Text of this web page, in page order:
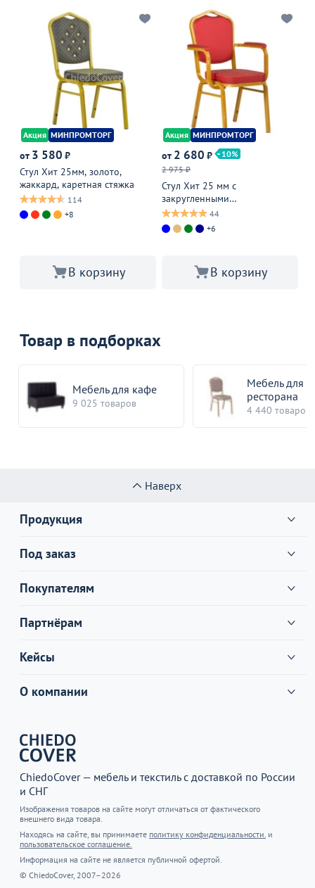
Акция МИНПРОМТОРГ
от 3 580 ₽
Стул Хит 25мм, золото,
жаккард, каретная стяжка
114
+8
В корзину
Акция МИНПРОМТОРГ
от 2 680 ₽
10
2 975 ₽
Стул Хит 25 мм с
закругленными
подлокотниками, золото,
корона красная
44
+6
В корзину
Товар в подборках
Мебель для кафе
9 025 товаров
Мебель для
ресторана
4 440 товаров
Наверх
Продукция
Под заказ
Покупателям
Партнёрам
Кейсы
О компании
ChiedoCover — мебель и текстиль с доставкой по России
и СНГ
Изображения товаров на сайте могут отличаться от фактического
внешнего вида товара.
Находясь на сайте, вы принимаете политику конфиденциальности. и
пользовательское соглашение.
Информация на сайте не является публичной офертой.
© ChiedoCover, 2007–2026